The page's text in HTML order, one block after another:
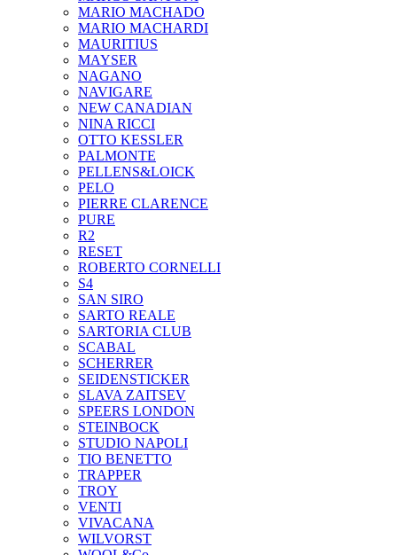
MARIO MACHADO
MARIO MACHARDI
MAURITIUS
MAYSER
NAGANO
NAVIGARE
NEW CANADIAN
NINA RICCI
OTTO KESSLER
PALMONTE
PELLENS&LOICK
PELO
PIERRE CLARENCE
PURE
R2
RESET
ROBERTO CORNELLI
S4
SAN SIRO
SARTO REALE
SARTORIA CLUB
SCABAL
SCHERRER
SEIDENSTICKER
SLAVA ZAITSEV
SPEERS LONDON
STEINBOCK
STUDIO NAPOLI
TIO BENETTO
TRAPPER
TROY
VENTI
VIVACANA
WILVORST